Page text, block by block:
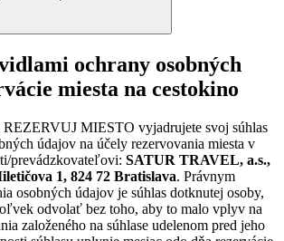
ochrany osobných
miesta na cestokino
REZERVUJ MIESTO vyjadrujete svoj súhlas
údajov na účely rezervovania miesta v
prevádzkovateľovi: SATUR TRAVEL, a.s.,
1, 824 72 Bratislava. Právnym
osobných údajov je súhlas dotknutej osoby,
odvolať bez toho, aby to malo vplyv na
založeného na súhlase udelenom pred jeho